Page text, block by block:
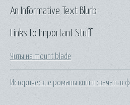
Links to Important Stuff
Читы на mount blade
Исторические романы книги скачать в
An Informative Text Blurb